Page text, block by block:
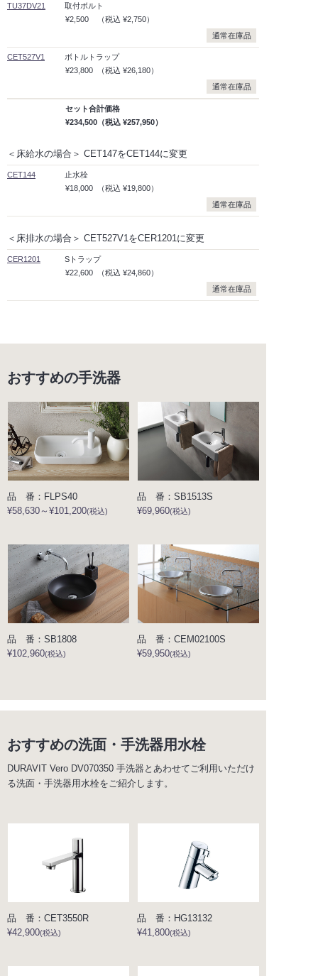
TU37DV21
取付ボルト
¥2,500
（税込 ¥2,750）
通常在庫品
CET527V1
ボトルトラップ
¥23,800
（税込 ¥26,180）
通常在庫品
セット合計価格
¥234,500 （税込 ¥257,950）
＜床給水の場合＞ CET147をCET144に変更
CET144
止水栓
¥18,000
（税込 ¥19,800）
通常在庫品
＜床排水の場合＞ CET527V1をCER1201に変更
CER1201
Sトラップ
¥22,600
（税込 ¥24,860）
通常在庫品
おすすめの手洗器
品 番：FLPS40
¥58,630～¥101,200(税込)
品 番：SB1513S
¥69,960(税込)
品 番：SB1808
¥102,960(税込)
品 番：CEM02100S
¥59,950(税込)
おすすめの洗面・手洗器用水栓
DURAVIT Vero DV070350 手洗器とあわせてご利用いただけ
る洗面・手洗器用水栓をご紹介します。
品 番：CET3550R
¥42,900(税込)
品 番：HG13132
¥41,800(税込)